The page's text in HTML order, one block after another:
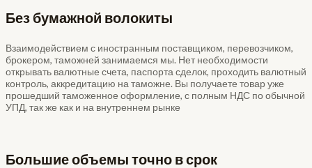
Без бумажной волокиты
Взаимодействием с иностранным поставщиком, перевозчиком,
брокером, таможней занимаемся мы. Нет необходимости
открывать валютные счета, паспорта сделок, проходить валютный
контроль, аккредитацию на таможне. Вы получаете товар уже
прошедший таможенное оформление, с полным НДС по обычной
УПД, так же как и на внутреннем рынке
Большие объемы точно в срок